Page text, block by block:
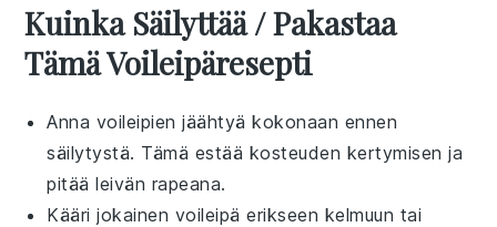
Kuinka Säilyttää / Pakastaa
Tämä Voileipäresepti
Anna voileipien jäähtyä kokonaan ennen
säilytystä. Tämä estää kosteuden kertymisen ja
pitääleivän rapeana.
Kääri jokainen voileipä erikseen kelmuun tai